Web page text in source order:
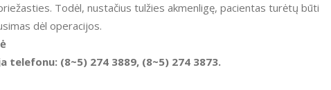
Todėl, nustačius tulžies akmenligę, pacientas turėtų būti
dėl operacijos.
(8~5) 274 3889, (8~5) 274 3873.